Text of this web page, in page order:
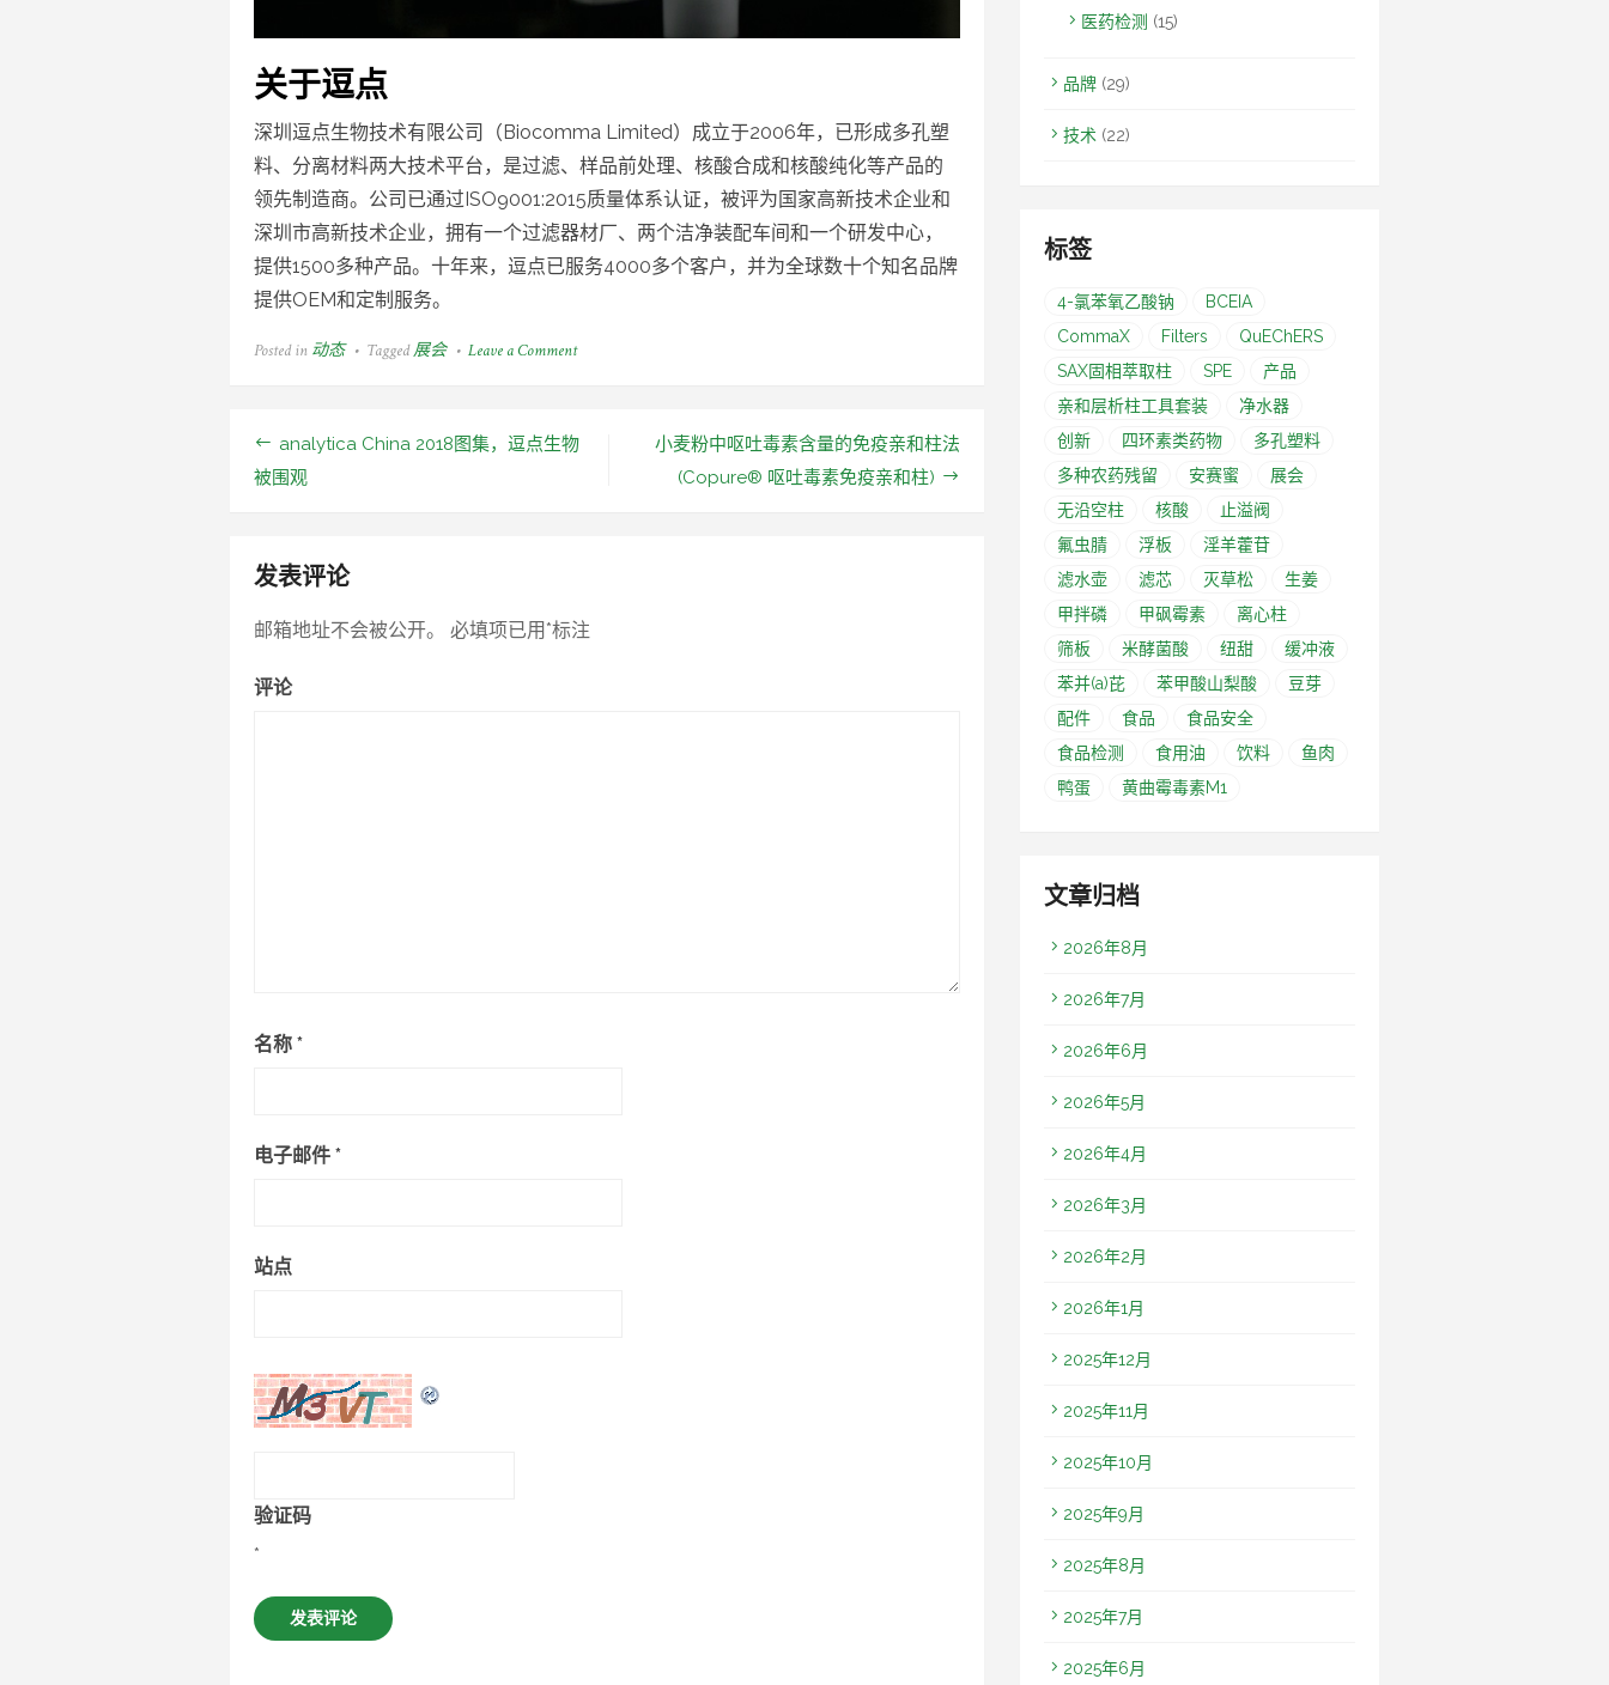
关于逗点
深圳逗点生物技术有限公司（Biocomma Limited）成立于2006年，已形成多孔塑
料、分离材料两大技术平台，是过滤、样品前处理、核酸合成和核酸纯化等产品的
领先制造商。公司已通过ISO9001:2015质量体系认证，被评为国家高新技术企业和
深圳市高新技术企业，拥有一个过滤器材厂、两个洁净装配车间和一个研发中心，
提供1500多种产品。十年来，逗点已服务4000多个客户，并为全球数十个知名品牌
提供OEM和定制服务。
Posted in 动态 Tagged展会 Leave a Commenton
再
力
文
导
航
analytica China 2018图集，逗点生物
被围观
小麦粉中呕吐毒素含量的免疫亲和柱法
(Copure® 呕吐毒素免疫亲和柱)
发表评论
邮箱地址不会被公开。 必填项已用*标注
评论
名称 *
电子邮件 *
站点
验证码
*
医药检测 (15)
品牌 (29)
技术 (22)
标签
4-氯苯氧乙酸钠
BCEIA
CommaX
Filters
QuEChERS
SAX固相萃取柱
SPE
产品
亲和层析柱工具套装
净水器
创新
四环素类药物
多孔塑料
多种农药残留
安赛蜜
展会
无沿空柱
核酸
止溢阀
氟虫腈
浮板
淫羊藿苷
滤水壶
滤芯 灭草松
生姜
甲拌磷
甲砜霉素
离心柱
筛板
米酵菌酸 纽甜
缓冲液
苯并(a)芘
苯甲酸山梨酸
豆芽
配件
食品
食品安全
食品检测
食用油 饮料
鱼肉
鸭蛋
黄曲霉毒素M1
文章归档
2026年8月
2026年7月
2026年6月
2026年5月
2026年4月
2026年3月
2026年2月
2026年1月
2025年12月
2025年11月
2025年10月
2025年9月
2025年8月
2025年7月
2025年6月